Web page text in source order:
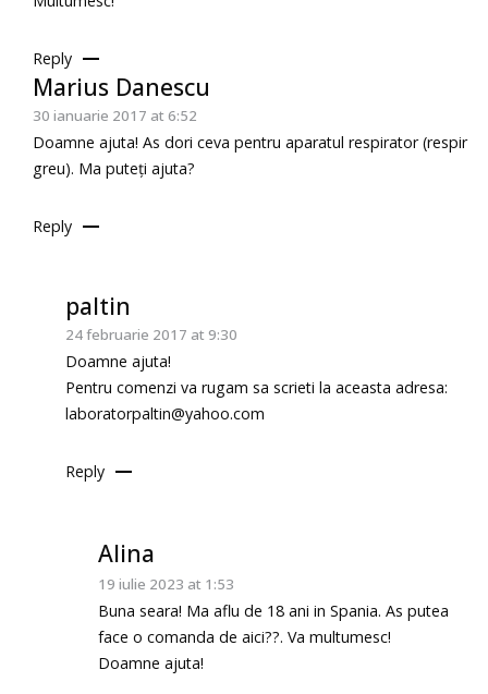
Reply
Marius Danescu
30 ianuarie 2017 at 6:52
Doamne ajuta! As dori ceva pentru aparatul respirator (respir
greu). Ma puteți ajuta?
Reply
paltin
24 februarie 2017 at 9:30
Doamne ajuta!
Pentru comenzi va rugam sa scrieti la aceasta adresa:
laboratorpaltin@yahoo.com
Reply
Alina
19 iulie 2023 at 1:53
Buna seara! Ma aflu de 18 ani in Spania. As putea
face o comanda de aici??. Va multumesc!
Doamne ajuta!